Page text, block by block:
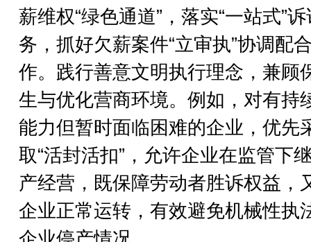
薪维权“绿色通道”，落实“一站式”
务，抓好欠薪案件“立审执”协调配
作。践行善意文明执行理念，兼顾
生与优化营商环境。例如，对有持
能力但暂时面临困难的企业，优先
取“活封活扣”，允许企业在监管下
产经营，既保障劳动者胜诉权益，
企业正常运转，有效避免机械性执